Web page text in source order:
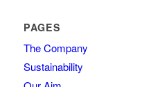
PAGES
The Company
Sustainability